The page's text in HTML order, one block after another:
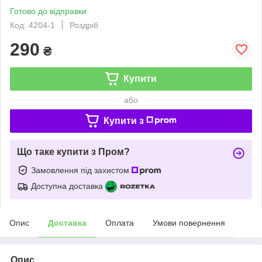
Готово до відправки
Код: 4204-1
Роздріб
290 ₴
Купити
або
Купити з
Що таке купити з Пром?
Замовлення під захистом
Доступна доставка
Опис Доставка Оплата Умови повернення
Опис